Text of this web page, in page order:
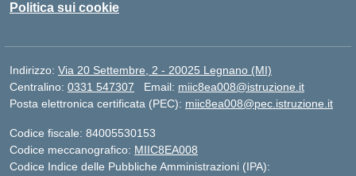
Politica sui cookie
Indirizzo: Via 20 Settembre, 2 - 20025 Legnano (MI)
Centralino: 0331 547307 Email: miic8ea008@istruzione.it
Posta elettronica certificata (PEC): miic8ea008@pec.istruzione.it
Codice fiscale: 84005530153
Codice meccanografico: MIIC8EA008
Codice Indice delle Pubbliche Amministrazioni (IPA):